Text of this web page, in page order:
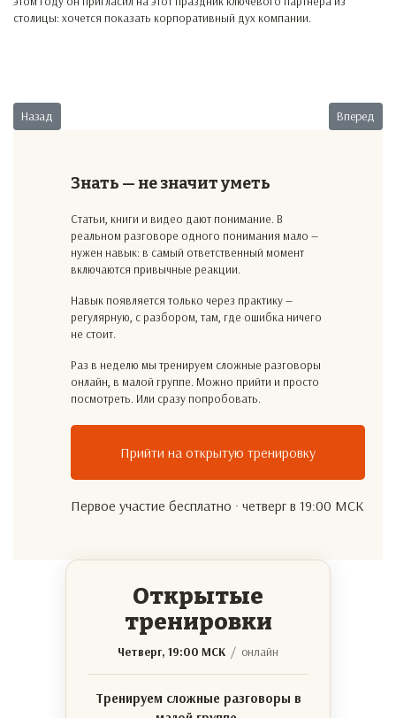
столицы: хочется показать корпоративный дух компании.
Предыдущий: С «удалёнки» на «приближёнку»
Назад Вперед
Знать — не значит уметь
Статьи, книги и видео дают понимание. В
реальном разговоре одного понимания мало —
нужен навык: в самый ответственный момент
включаются привычные реакции.
Навык появляется только через практику —
регулярную, с разбором, там, где ошибка ничего
не стоит.
Раз в неделю мы тренируем сложные разговоры
онлайн, в малой группе. Можно прийти и просто
посмотреть. Или сразу попробовать.
Прийти на открытую тренировку
Первое участие бесплатно · четверг в 19:00 МСК
Открытые
тренировки
Четверг, 19:00 МСК / онлайн
Тренируем сложные разговоры в